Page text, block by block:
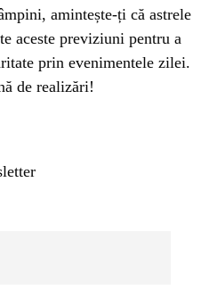
amintește-ți că astrele
aceste previziuni pentru a
prin evenimentele zilei.
de realizări!